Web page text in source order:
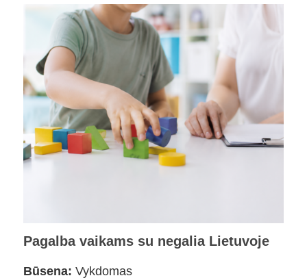
Pagalba vaikams su negalia Lietuvoje
Būsena: Vykdomas